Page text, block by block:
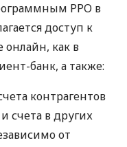
РРО в
доступ к
как в
банк, а также:
контрагентов
счета в других
от